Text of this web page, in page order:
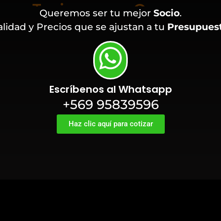
Queremos ser tu mejor Socio.
y Precios que se ajustan a tu
Escríbenos al Whatsapp
+569 95839596
Haz clic aquí para cotizar